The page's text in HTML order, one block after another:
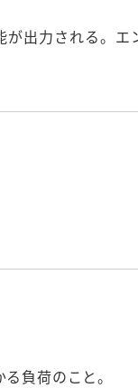
出力される。
負荷のこと。